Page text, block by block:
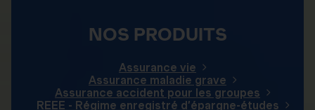
NOS PRODUITS
Assurance vie
Assurance maladie grave
Assurance accident pour les groupes
REEE - Régime enregistré d’épargne-études